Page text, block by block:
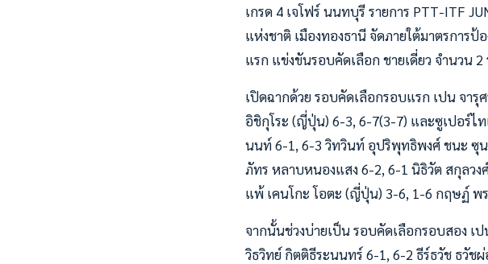
เกรด 4 เจโฟร์ นนทบุรี รายการ PTT-ITF
แห่งชาติ เมืองทองธานี จัดภายใต้มาตรการ
แรก แข่งขันรอบคัดเลือก ชายเดี่ยว จำนวน 2
เปิดฉากด้วย รอบคัดเลือกรอบแรก เปน จารุ
อิชิกุโระ (ญี่ปุ่น) 6-3, 6-7(3-7) และซูเปอร์
นนท์ 6-1, 6-3 วิทวินท์ อุปริพุทธิพงศ์ ชนะ ซุน
ภัทร หลาบหนองแสง 6-2, 6-1 นิธิวัต สกุลว
แพ้ เคนโกะ โอตะ (ญี่ปุ่น) 3-6, 1-6 กฤษฏ์ พ
จากนั้นช่วงบ่ายเป็น รอบคัดเลือกรอบสอง
วิธวิทย์ กิตติธีระนนทร์ 6-1, 6-2 ธีร์ธวัช ธวั